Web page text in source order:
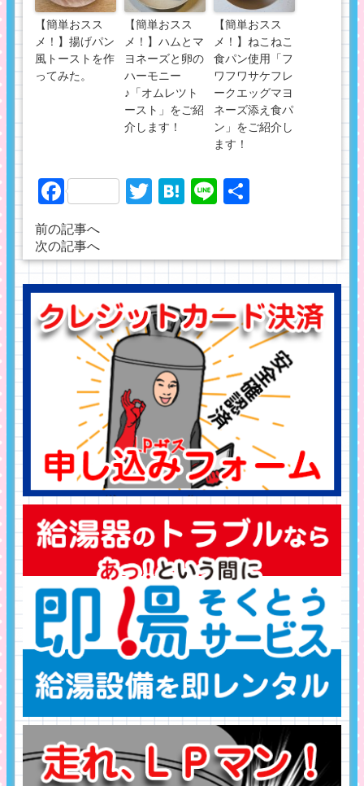
【簡単おスス
メ！】揚げパン
風トーストを作
ってみた。
【簡単おスス
メ！】ハムとマ
ヨネーズと卵の
ハーモニー
♪「オムレツト
ースト」をご紹
介します！
【簡単おスス
メ！】ねこねこ
食パン使用「フ
ワフワサケフレ
ークエッグマヨ
ネーズ添え食パ
ン」をご紹介し
ます！
FacebookTwitter
Hatena
Line
前の記事へ
次の記事へ